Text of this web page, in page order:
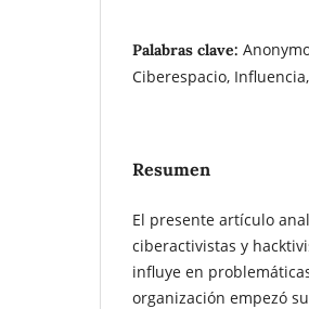
Palabras clave:
Ciberespacio,
Resumen
El presente artículo
ciberactivistas y
influye en
organización empezó